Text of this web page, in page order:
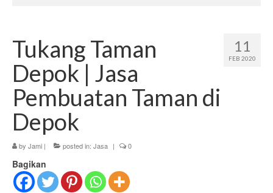
Contact Us
Jami Taman Gallery
11
FEB 2020
Tukang Taman
Depok | Jasa
Pembuatan Taman di
Depok
by Jami | posted in: Jasa | 0
Bagikan